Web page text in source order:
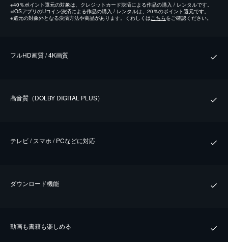
※40％ポイント還元の対象は、クレジットカード決済による作品の購入 / レンタルです。
※iOSアプリのUコイン決済による作品の購入 / レンタルは、20％のポイント還元です。
※還元の対象外となる決済方法や商品があります。くわしくはこちらをご確認ください。
フルHD画質 / 4K画質
⾼⾳質（DOLBY DIGITAL PLUS）
テレビ / スマホ / PCなどに対応
ダウンロード機能
動画も書籍も楽しめる